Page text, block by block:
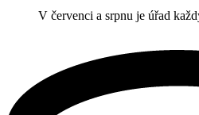
V červenci a srpnu je úřad